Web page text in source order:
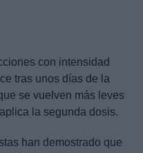
con intensidad
tras unos días de la
se vuelven más leves
la segunda dosis.
han demostrado que